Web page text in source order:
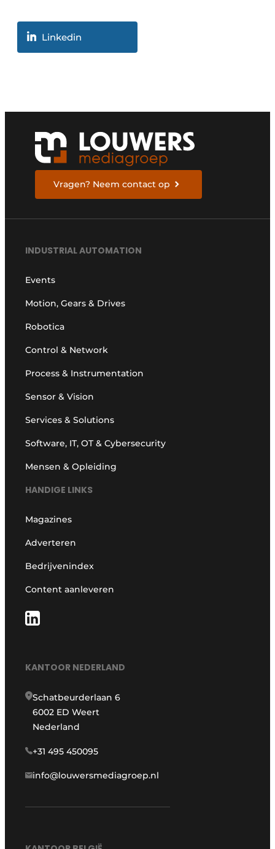
Linkedin
Vragen? Neem contact op
INDUSTRIAL AUTOMATION
Events
Motion, Gears & Drives
Robotica
Control & Network
Process & Instrumentation
Sensor & Vision
Services & Solutions
Software, IT, OT & Cybersecurity
Mensen & Opleiding
HANDIGE LINKS
Magazines
Adverteren
Bedrijvenindex
Content aanleveren
KANTOOR NEDERLAND
Schatbeurderlaan 6
6002 ED Weert
Nederland
+31 495 450095
info@louwersmediagroep.nl